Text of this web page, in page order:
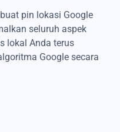
pin lokasi Google
seluruh aspek
lokal Anda terus
Google secara